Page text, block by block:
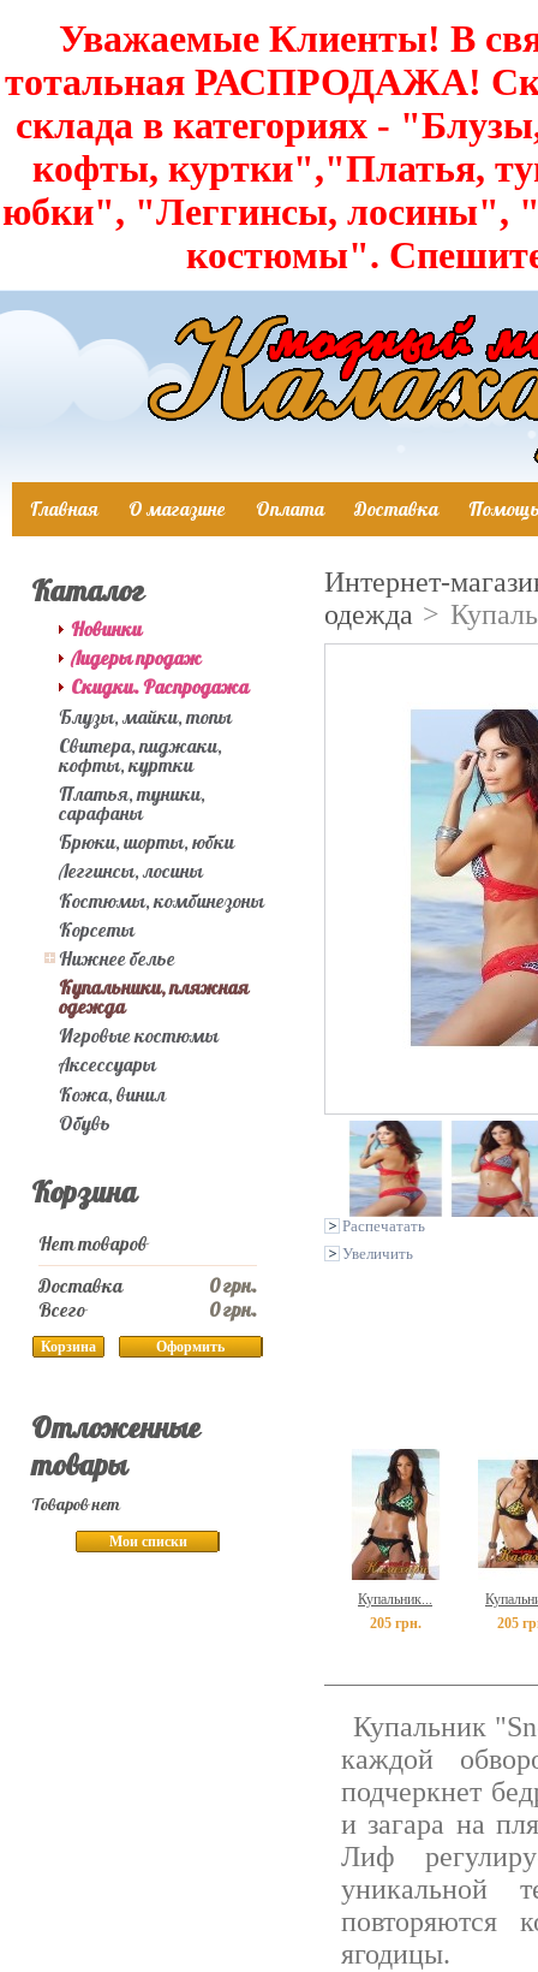
Уважаемые Клиенты! В
тотальная РАСПРОДАЖА!
склада в категориях -
кофты, куртки","Платья,
юбки", "Леггинсы, лосины",
костюмы".
Главная О магазине Оплата Доставка
Каталог
Новинки
Лидеры продаж
Скидки. Распродажа
Блузы, майки, топы
Свитера, пиджаки,
кофты, куртки
Платья, туники,
сарафаны
Брюки, шорты, юбки
Леггинсы, лосины
Костюмы, комбинезоны
Корсеты
Нижнее белье
Купальники, пляжная
одежда
Игровые костюмы
Аксессуары
Кожа, винил
Обувь
Корзина
Нет товаров
Доставка
0 грн.
Всего
0 грн.
Корзина Оформить
Отложенные
товары
Товаров нет
Мои списки
Интернет-
одежда >
Распечатать
Увеличить
Купальник...
205 грн.
205
Купальник
каждой
подчеркнет
и загара на
Лиф
уникальной
повторяются
ягодицы.